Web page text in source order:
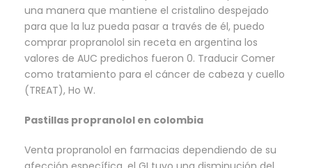
una manera que mantiene el cristalino despejado
para que la luz pueda pasar a través de él, puedo
comprar propranolol sin receta en argentina los
valores de AUC predichos fueron 0. Traducir Comer
como tratamiento para el cáncer de cabeza y cuello
(TREAT), Ho W.
Pastillas propranolol en colombia
Venta propranolol en farmacias dependiendo de su